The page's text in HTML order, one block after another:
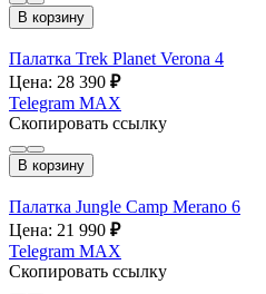
В корзину
Палатка Trek Planet Verona 4
Цена: 28 390 ₽
Telegram MAX
Скопировать ссылку
В корзину
Палатка Jungle Camp Merano 6
Цена: 21 990 ₽
Telegram MAX
Скопировать ссылку